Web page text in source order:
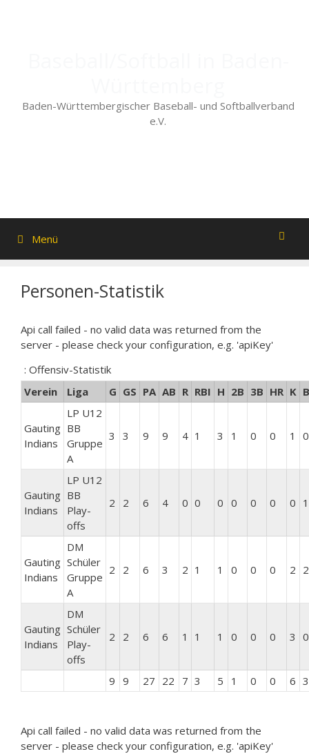
Baden-Württembergischer Baseball- und Softballverband
e.V.
Menü
Personen-Statistik
Api call failed - no valid data was returned from the
server - please check your configuration, e.g. 'apiKey'
: Offensiv-Statistik
Verein
Liga G GS PA AB R RBI H 2B 3B HR K
Gauting
Indians
LP U12
BB
Gruppe
A
3 3 9 9 4 1 3 1 0 0 1 0
Gauting
Indians
LP U12
BB
Play-
offs
2 2 6 4 0 0 0 0 0 0 0 1
Gauting
Indians
DM
Schüler
Gruppe
A
2 2 6 3 2 1 1 0 0 0 2 2
Gauting
Indians
DM
Schüler
Play-
offs
2 2 6 6 1 1 1 0 0 0 3 0
9 9 27 22 7 3 5 1 0 0 6 3
Api call failed - no valid data was returned from the
server - please check your configuration, e.g. 'apiKey'